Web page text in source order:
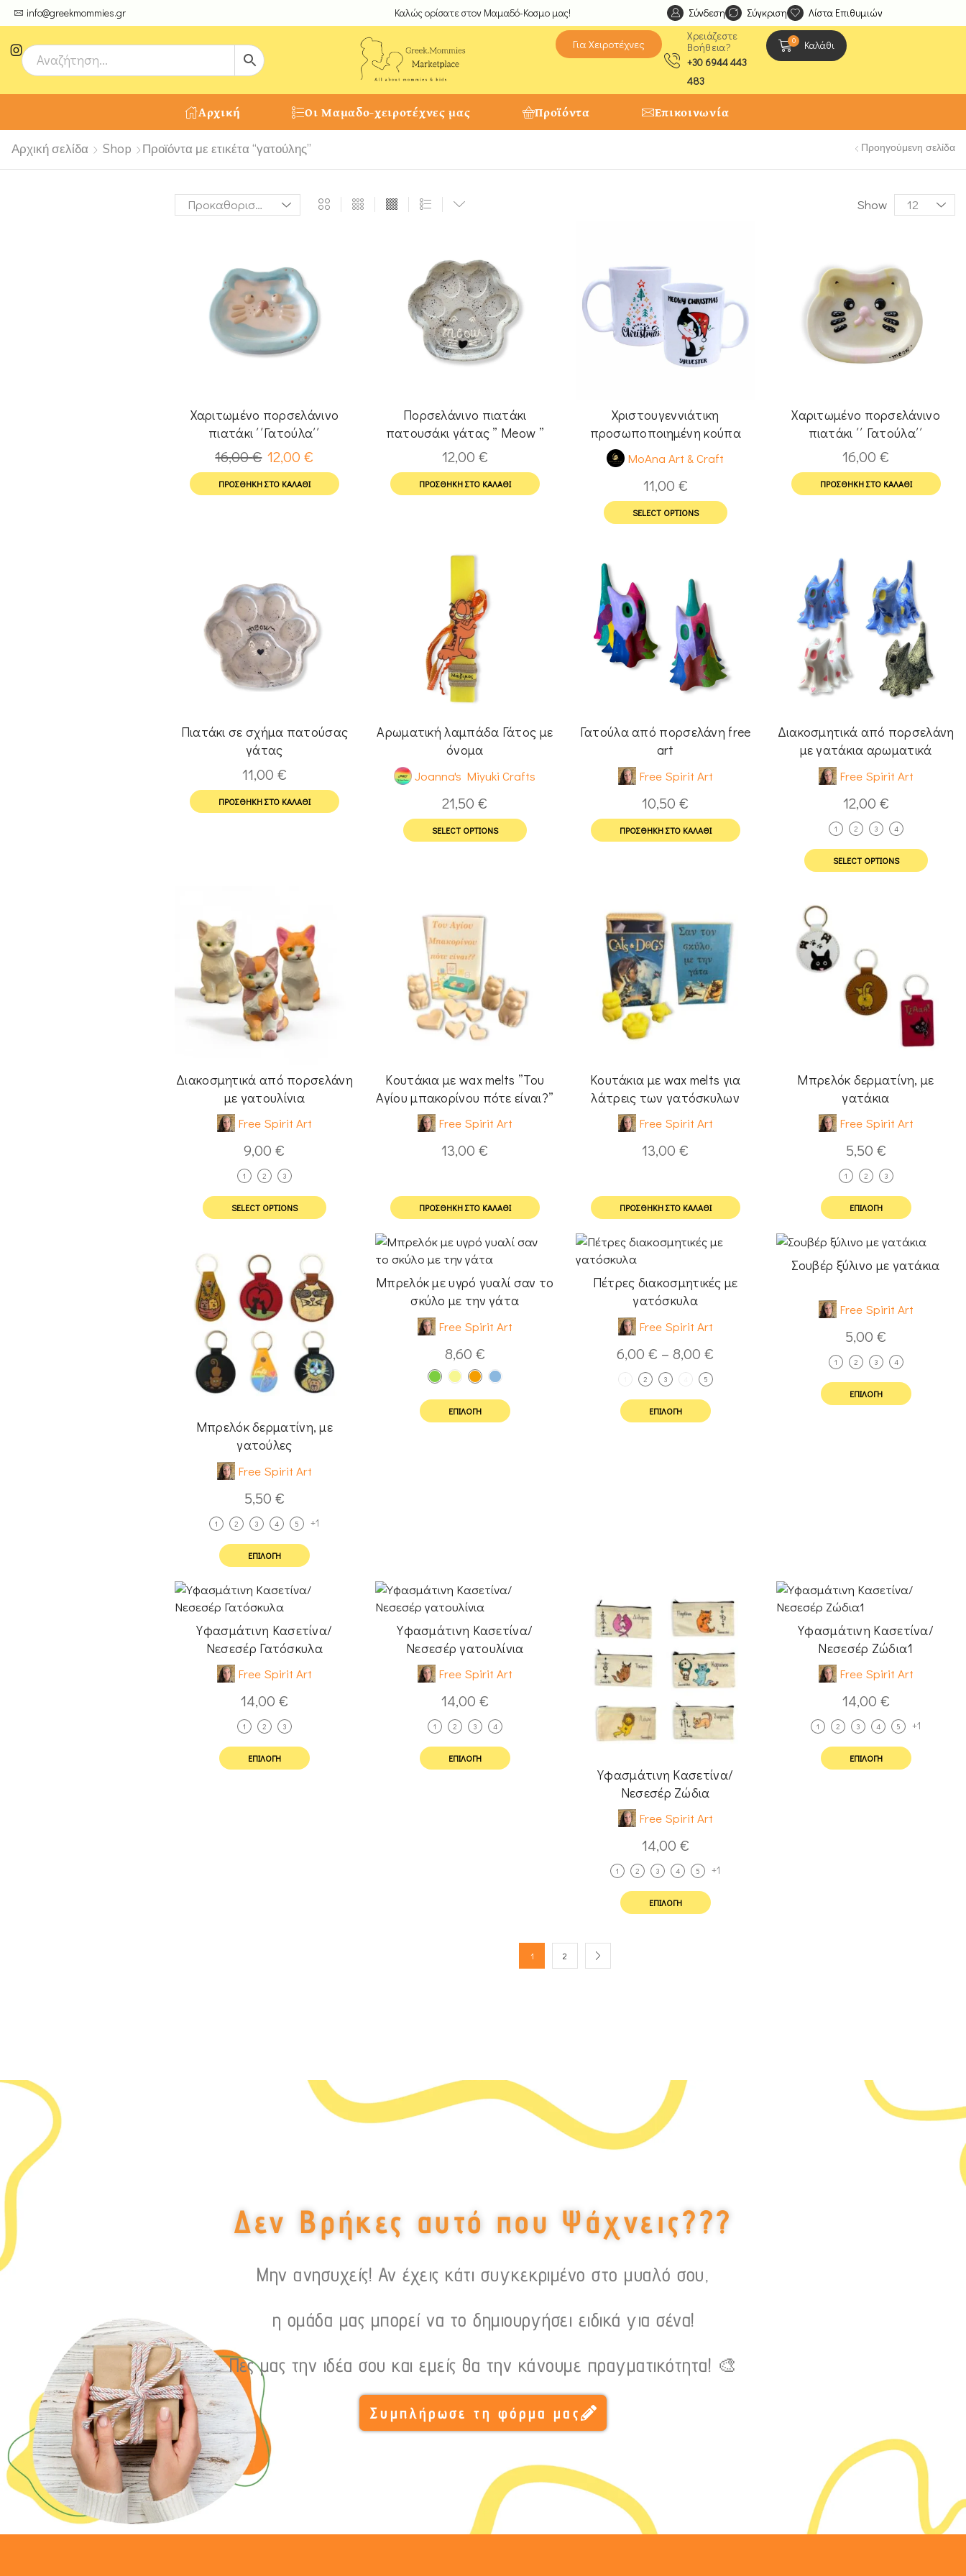
info@greekmommies.gr
μοναδικές δημιουργίες από τους Χειροτέχνες μας! Καλώς ορίσατε στον Μαμαδό-Κοσμο μας! Ανακαλύψτε μοναδικές δημιουργίες από τους
Σύνδεση Σύγκριση Λίστα Επιθυμιών
Για Χειροτέχνες
Χρειάζεστε
Βοήθεια?
+30 6944 443
483
0 Καλάθι
Αρχική Οι Μαμαδο-χειροτέχνες μας Προϊόντα Επικοινωνία
Αρχική σελίδα Shop Προϊόντα με ετικέτα “γατούλης” Προηγούμενη σελίδα
Show
Χαριτωμένο πορσελάνινο
πιατάκι ΄΄Γατούλα΄΄
16,00€ 12,00€
ΠΡΟΣΘΉΚΗ ΣΤΟ ΚΑΛΆΘΙ
Πορσελάνινο πιατάκι
πατουσάκι γάτας ” Meow ”
12,00 €
ΠΡΟΣΘΉΚΗ ΣΤΟ ΚΑΛΆΘΙ
Χριστουγεννιάτικη
προσωποποιημένη κούπα
Γατάκι
MoAna Art & Craft
11,00 €
SELECT OPTIONS
Χαριτωμένο πορσελάνινο
πιατάκι ΄΄ Γατούλα΄΄
16,00€
ΠΡΟΣΘΉΚΗ ΣΤΟ ΚΑΛΆΘΙ
Πιατάκι σε σχήμα πατούσας
γάτας
11,00 €
ΠΡΟΣΘΉΚΗ ΣΤΟ ΚΑΛΆΘΙ
Αρωματική λαμπάδα Γάτος με
όνομα
Joanna's Miyuki Crafts
21,50€
SELECT OPTIONS
Γατούλα από πορσελάνη free
art
Free Spirit Art
10,50€
ΠΡΟΣΘΉΚΗ ΣΤΟ ΚΑΛΆΘΙ
Διακοσμητικά από πορσελάνη
με γατάκια αρωματικά
Free Spirit Art
12,00 €
1 2 3 4
SELECT OPTIONS
Διακοσμητικά από πορσελάνη
με γατουλίνια
Free Spirit Art
9,00€
1 2 3
SELECT OPTIONS
Κουτάκια με wax melts ”Του
Αγίου μπακορίνου πότε είναι?”
Free Spirit Art
13,00€
ΠΡΟΣΘΉΚΗ ΣΤΟ ΚΑΛΆΘΙ
Κουτάκια με wax melts για
λάτρεις των γατόσκυλων
Free Spirit Art
13,00€
ΠΡΟΣΘΉΚΗ ΣΤΟ ΚΑΛΆΘΙ
Μπρελόκ δερματίνη, με
γατάκια
Free Spirit Art
5,50 €
1 2 3
ΕΠΙΛΟΓΉ
Μπρελόκ δερματίνη, με
γατούλες
Free Spirit Art
5,50 €
1 2 3 4 5 +1
ΕΠΙΛΟΓΉ
Μπρελόκ με υγρό γυαλί σαν το
σκύλο με την γάτα
Free Spirit Art
8,60 €
ΕΠΙΛΟΓΉ
Πέτρες διακοσμητικές με
γατόσκυλα
Free Spirit Art
6,00€ – 8,00€
2 3 5
ΕΠΙΛΟΓΉ
Σουβέρ ξύλινο με γατάκια
Free Spirit Art
5,00€
1 2 3 4
ΕΠΙΛΟΓΉ
Υφασμάτινη Κασετίνα/
Νεσεσέρ Γατόσκυλα
Free Spirit Art
14,00 €
1 2 3
ΕΠΙΛΟΓΉ
Υφασμάτινη Κασετίνα/
Νεσεσέρ γατουλίνια
Free Spirit Art
14,00 €
1 2 3 4
ΕΠΙΛΟΓΉ
Υφασμάτινη Κασετίνα/
Νεσεσέρ Ζώδια
Free Spirit Art
14,00 €
1 2 3 4 5 +1
ΕΠΙΛΟΓΉ
Υφασμάτινη Κασετίνα/
Νεσεσέρ Ζώδια1
Free Spirit Art
14,00 €
1 2 3 4 5 +1
ΕΠΙΛΟΓΉ
1 2
Δεν Βρήκες αυτό που Ψάχνεις???
Μην ανησυχείς! Αν έχεις κάτι συγκεκριμένο στο μυαλό σου,
η ομάδα μας μπορεί να το δημιουργήσει ειδικά για σένα!
Πες μας την ιδέα σου και εμείς θα την κάνουμε πραγματικότητα! 🎨
Συμπλήρωσε τη φόρμα μας